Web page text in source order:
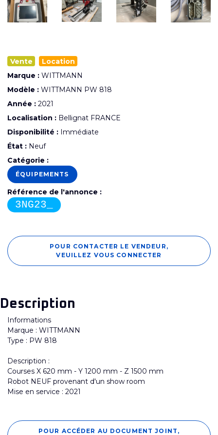
Vente
Location
Marque : WITTMANN
Modèle : WITTMANN PW 818
Année : 2021
Localisation : Bellignat FRANCE
Disponibilité : Immédiate
État : Neuf
Catégorie :
ÉQUIPEMENTS
Référence de l'annonce :
3NG23_
POUR CONTACTER LE VENDEUR,
VEUILLEZ VOUS CONNECTER
Description
Informations
Marque : WITTMANN
Type : PW 818
Description :
Courses X 620 mm - Y 1200 mm - Z 1500 mm
Robot NEUF provenant d'un show room
Mise en service : 2021
POUR ACCÉDER AU DOCUMENT JOINT,